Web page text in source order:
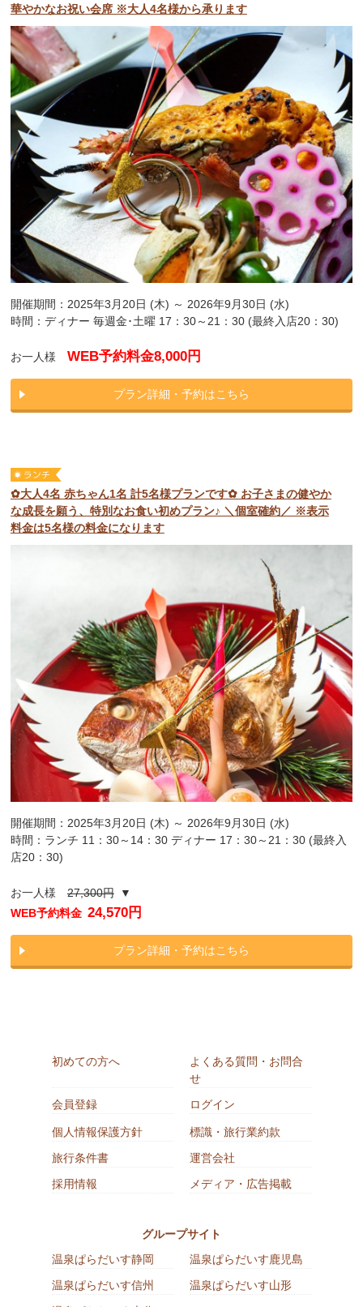
華やかなお祝い会席 ※大人4名様から承ります
開催期間：2025年3月20日 (木) ～ 2026年9月30日 (水)
時間：ディナー 毎週金･土曜 17：30～21：30 (最終入店20：30)
お一人様 WEB予約料金8,000円
プラン詳細・予約はこちら
✿大人4名 赤ちゃん1名 計5名様プランです✿ お子さまの健やか
な成長を願う、特別なお食い初めプラン♪ ＼個室確約／ ※表示
料金は5名様の料金になります
開催期間：2025年3月20日 (木) ～ 2026年9月30日 (水)
時間：ランチ 11：30～14：30 ディナー 17：30～21：30 (最終入
店20：30)
お一人様27,300円▼
WEB予約料金 24,570円
プラン詳細・予約はこちら
初めての方へ
よくある質問・お問合
せ
会員登録
ログイン
個人情報保護方針
標識・旅行業約款
旅行条件書
運営会社
採用情報
メディア・広告掲載
グループサイト
温泉ぱらだいす静岡
温泉ぱらだいす鹿児島
温泉ぱらだいす信州
温泉ぱらだいす山形